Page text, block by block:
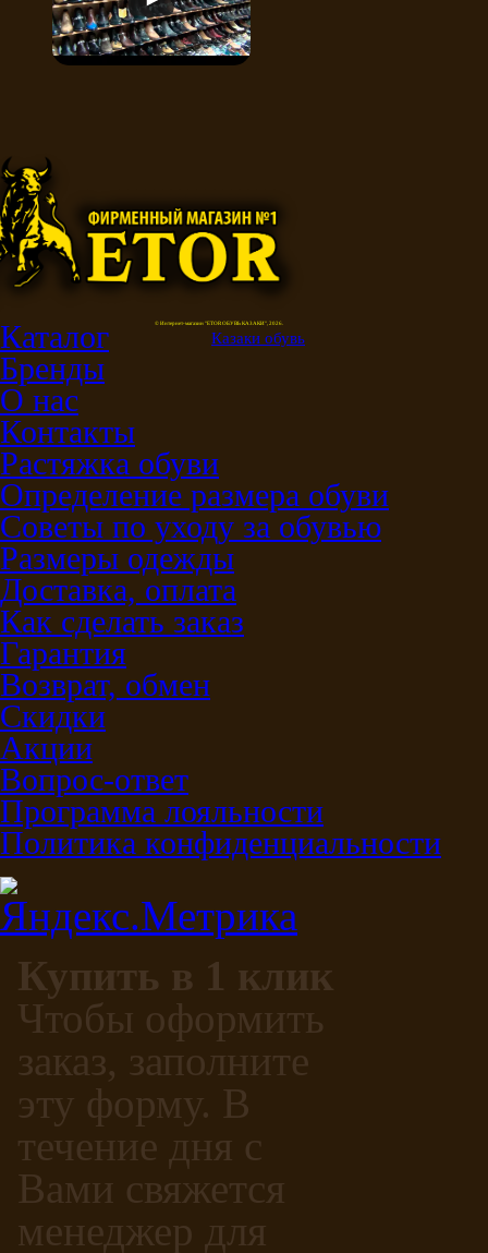
© Интернет-магазин "ETOR ОБУВЬ КАЗАКИ", 2026.
Казаки обувь
Каталог
Бренды
О нас
Контакты
Растяжка обуви
Определение размера обуви
Советы по уходу за обувью
Размеры одежды
Доставка, оплата
Как сделать заказ
Гарантия
Возврат, обмен
Скидки
Акции
Вопрос-ответ
Программа лояльности
Политика конфиденциальности
Купить в 1 клик
Чтобы оформить
заказ, заполните
эту форму. В
течение дня с
Вами свяжется
менеджер для